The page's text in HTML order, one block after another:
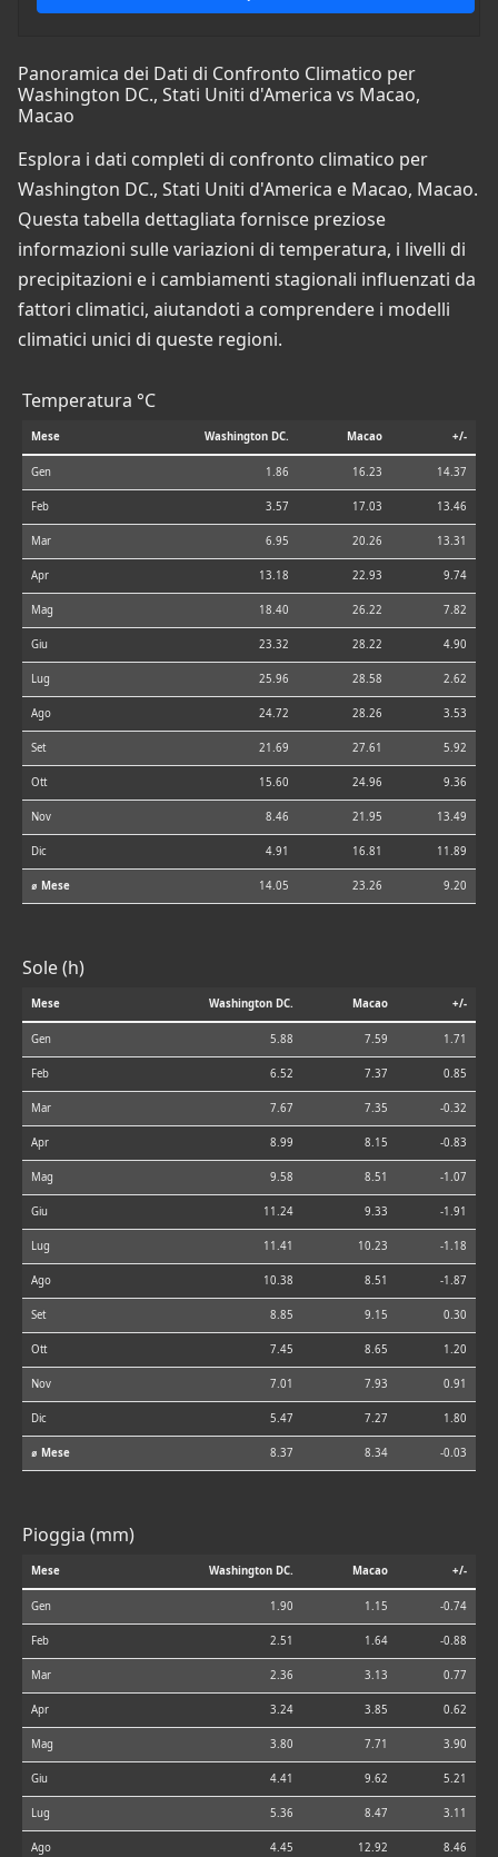
Panoramica dei Dati di Confronto Climatico per
Washington DC., Stati Uniti d'America vs Macao,
Macao
Esplora i dati completi di confronto climatico per
Washington DC., Stati Uniti d'America e Macao, Macao.
Questa tabella dettagliata fornisce preziose
informazioni sulle variazioni di temperatura, i livelli di
precipitazioni e i cambiamenti stagionali influenzati da
fattori climatici, aiutandoti a comprendere i modelli
climatici unici di queste regioni.
Temperatura °C
Mese Washington DC. Macao +/-
Gen 1.86 16.23 14.37
Feb 3.57 17.03 13.46
Mar 6.95 20.26 13.31
Apr 13.18 22.93 9.74
Mag 18.40 26.22 7.82
Giu 23.32 28.22 4.90
Lug 25.96 28.58 2.62
Ago 24.72 28.26 3.53
Set 21.69 27.61 5.92
Ott 15.60 24.96 9.36
Nov 8.46 21.95 13.49
Dic 4.91 16.81 11.89
⌀ Mese 14.05 23.26 9.20
Sole (h)
Mese Washington DC. Macao +/-
Gen 5.88 7.59 1.71
Feb 6.52 7.37 0.85
Mar 7.67 7.35 -0.32
Apr 8.99 8.15 -0.83
Mag 9.58 8.51 -1.07
Giu 11.24 9.33 -1.91
Lug 11.41 10.23 -1.18
Ago 10.38 8.51 -1.87
Set 8.85 9.15 0.30
Ott 7.45 8.65 1.20
Nov 7.01 7.93 0.91
Dic 5.47 7.27 1.80
⌀ Mese 8.37 8.34 -0.03
Pioggia (mm)
Mese Washington DC. Macao +/-
Gen 1.90 1.15 -0.74
Feb 2.51 1.64 -0.88
Mar 2.36 3.13 0.77
Apr 3.24 3.85 0.62
Mag 3.80 7.71 3.90
Giu 4.41 9.62 5.21
Lug 5.36 8.47 3.11
Ago 4.45 12.92 8.46